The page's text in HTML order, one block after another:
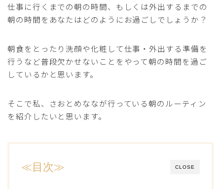
仕事に行くまでの朝の時間、もしくは外出するまでの
朝の時間をあなたはどのようにお過ごしでしょうか？
朝食をとったり洗顔や化粧して仕事・外出する準備を
行うなど普段欠かせないことをやって朝の時間を過ご
しているかと思います。
そこで私、さおとめななが行っている朝のルーティン
を紹介したいと思います。
CLOSE
≪目次≫